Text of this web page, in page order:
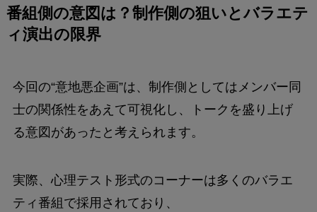
番組側の意図は？制作側の狙いとバラエテ
ィ演出の限界
今回の“意地悪企画”は、制作側としてはメンバー同
士の関係性をあえて可視化し、トークを盛り上げ
る意図があったと考えられます。
実際、心理テスト形式のコーナーは多くのバラエ
ティ番組で採用されており、